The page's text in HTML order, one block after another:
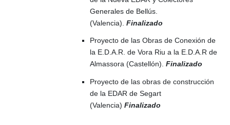
Generales de Bellús.
(Valencia). Finalizado
Proyecto de las Obras de Conexión de
la E.D.A.R. de Vora Riu a la E.D.A.R de
Almassora (Castellón). Finalizado
Proyecto de las obras de construcción
de la EDAR de Segart
(Valencia) Finalizado